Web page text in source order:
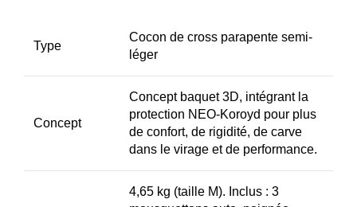
Type
Cocon de cross parapente semi-
léger
Concept
Concept baquet 3D, intégrant la
protection NEO-Koroyd pour plus
de confort, de rigidité, de carve
dans le virage et de performance.
4,65 kg (taille M). Inclus : 3